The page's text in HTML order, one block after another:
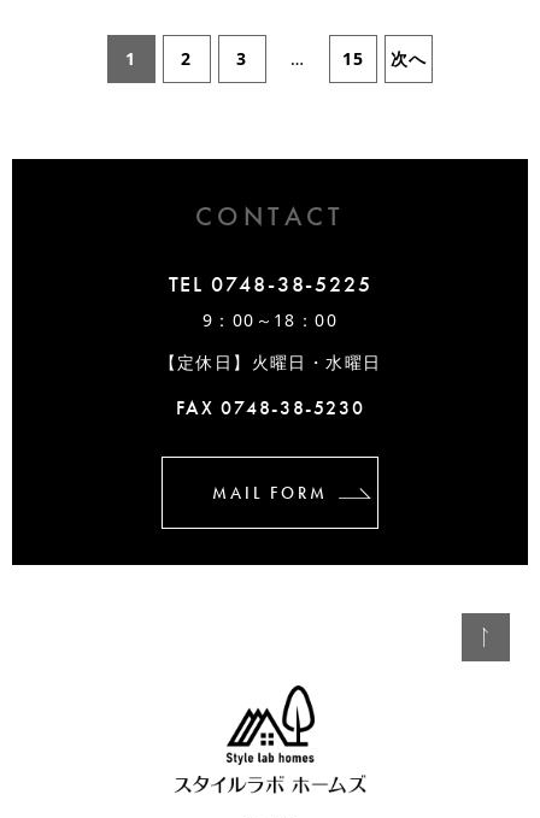
1 2 3 … 15 次へ
CONTACT
TEL 0748-38-5225
9：00～18：00
【定休日】火曜日・水曜日
FAX 0748-38-5230
MAIL FORM